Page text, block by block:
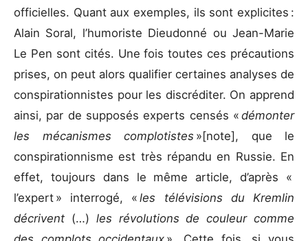
officielles. Quant aux exemples, ils sont explicites :
Alain Soral, l’humoriste Dieudonné ou Jean-Marie
Le Pen sont cités. Une fois toutes ces précautions
prises, on peut alors qualifier certaines analyses de
conspirationnistes pour les discréditer. On apprend
ainsi, par de supposés experts censés « démonter
les mécanismes complotistes »[note], que le
conspirationnisme est très répandu en Russie. En
effet, toujours dans le même article, d’après «
l’expert » interrogé, «les télévisions du Kremlin
décrivent (…) les révolutions de couleur comme